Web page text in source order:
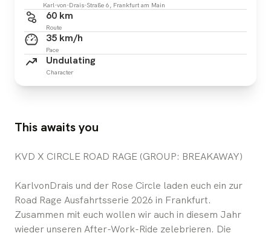
Karl-von-Drais-Straße 6, Frankfurt am Main
60 km
Route
35 km/h
Pace
Undulating
Character
This awaits you
KVD X CIRCLE ROAD RAGE (GROUP: BREAKAWAY)
KarlvonDrais und der Rose Circle laden euch ein zur
Road Rage Ausfahrtsserie 2026 in Frankfurt.
Zusammen mit euch wollen wir auch in diesem Jahr
wieder unseren After-Work-Ride zelebrieren. Die